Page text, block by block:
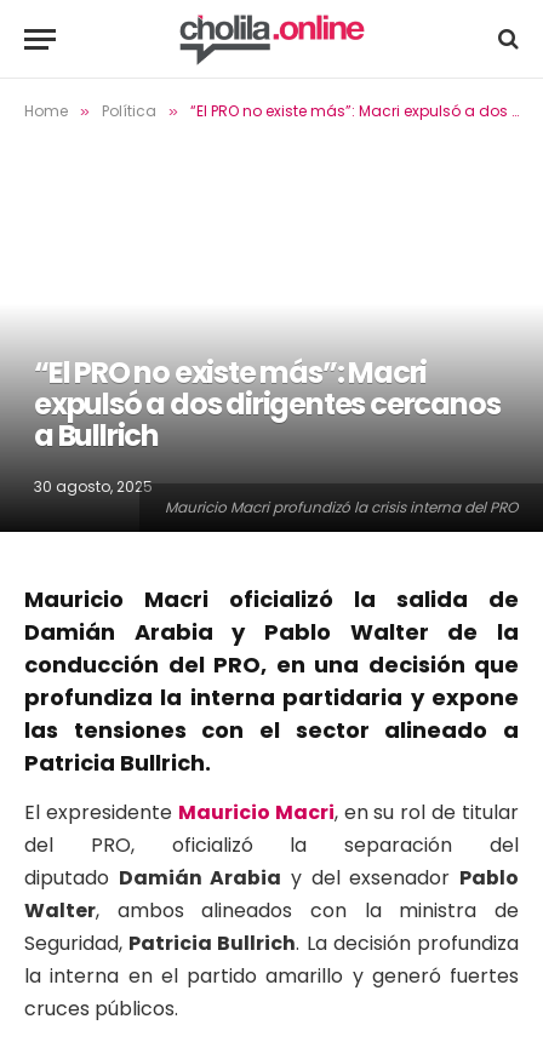
Home » Política » “El PRO no existe más”: Macri expulsó a dos dirigentes cercanos a Bullrich
Mauricio Macri profundizó la crisis interna del PRO
“El PRO no existe más”: Macri
expulsó a dos dirigentes cercanos
a Bullrich
30 agosto, 2025
Mauricio Macri oficializó la salida de
Damián Arabia y Pablo Walter de la
conducción del PRO, en una decisión que
profundiza la interna partidaria y expone
las tensiones con el sector alineado a
Patricia Bullrich.
El expresidente Mauricio Macri, en su rol de titular
del PRO, oficializó la separación del
diputado Damián Arabia y del exsenador Pablo
Walter, ambos alineados con la ministra de
Seguridad, Patricia Bullrich. La decisión profundiza
la interna en el partido amarillo y generó fuertes
cruces públicos.